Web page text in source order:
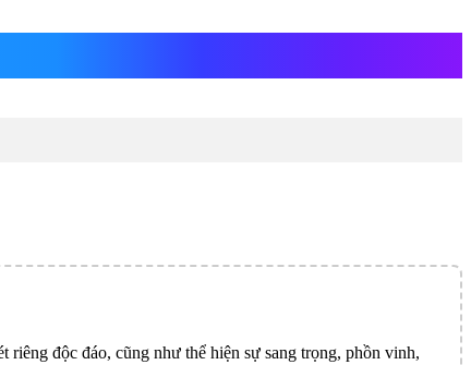
độc đáo, cũng như thể hiện sự sang trọng, phồn vinh,